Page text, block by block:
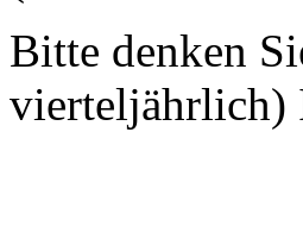
Bitte denken
vierteljährlich)